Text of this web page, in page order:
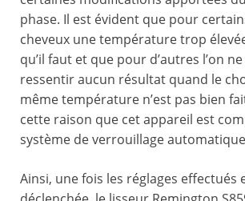
phase. Il est évident que pour
cheveux une température trop
qu’il faut et que pour d’autres l’on
ressentir aucun résultat quand le
même température n’est pas bien
cette raison que cet appareil est
système de verrouillage
Ainsi, une fois les réglages effectués